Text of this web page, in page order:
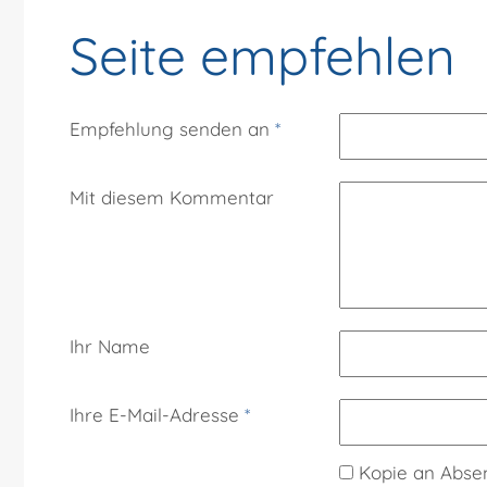
Seite empfehlen
Empfehlung senden an *
Mit diesem Kommentar
Ihr Name
Ihre E-Mail-Adresse *
Kopie an